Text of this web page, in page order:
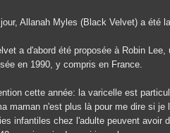
Allanah Myles (Black Velvet) a été
a d'abord été proposée à Robin
en 1990, y compris en France.
cette année: la varicelle est
maman n'est plus là pour me dire si je
infantiles chez l'adulte peuvent avoir